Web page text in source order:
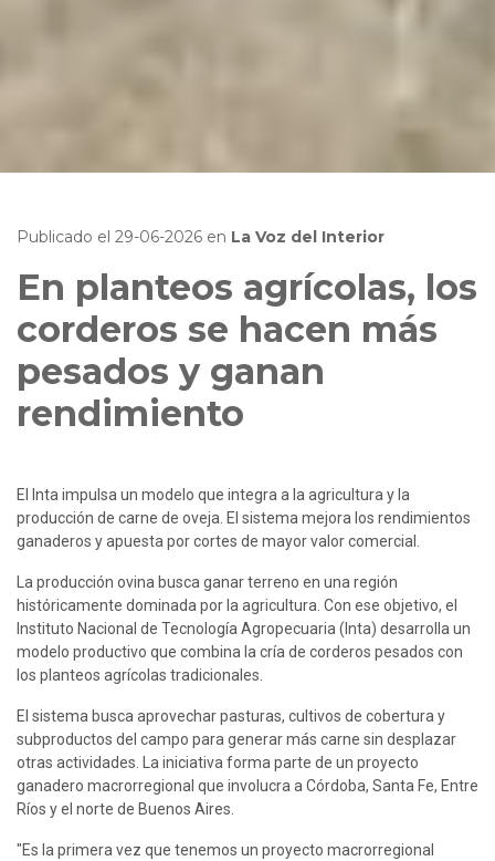
Publicado el 29-06-2026 en La Voz del Interior
En planteos agrícolas, los
corderos se hacen más
pesados y ganan
rendimiento
El Inta impulsa un modelo que integra a la agricultura y la
producción de carne de oveja. El sistema mejora los rendimientos
ganaderos y apuesta por cortes de mayor valor comercial.
La producción ovina busca ganar terreno en una región
históricamente dominada por la agricultura. Con ese objetivo, el
Instituto Nacional de Tecnología Agropecuaria (Inta) desarrolla un
modelo productivo que combina la cría de corderos pesados con
los planteos agrícolas tradicionales.
El sistema busca aprovechar pasturas, cultivos de cobertura y
subproductos del campo para generar más carne sin desplazar
otras actividades. La iniciativa forma parte de un proyecto
ganadero macrorregional que involucra a Córdoba, Santa Fe, Entre
Ríos y el norte de Buenos Aires.
"Es la primera vez que tenemos un proyecto macrorregional